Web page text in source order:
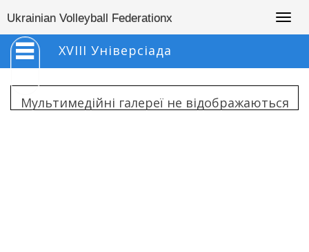
Ukrainian Volleyball Federationx
XVIII Універсіада
Мультимедійні галереї не відображаються